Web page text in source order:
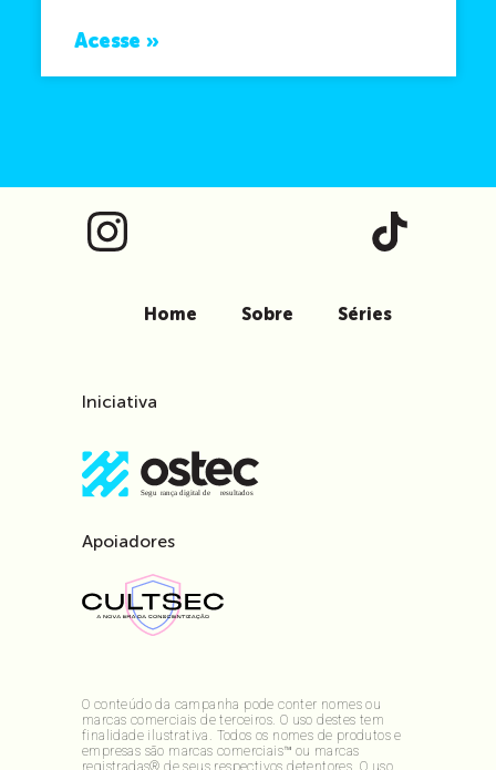
Acesse »
Home Sobre Séries
Iniciativa
Apoiadores
O conteúdo da campanha pode conter nomes ou
marcas comerciais de terceiros. O uso destes tem
finalidade ilustrativa. Todos os nomes de produtos e
empresas são marcas comerciais™ ou marcas
registradas® de seus respectivos detentores. O uso